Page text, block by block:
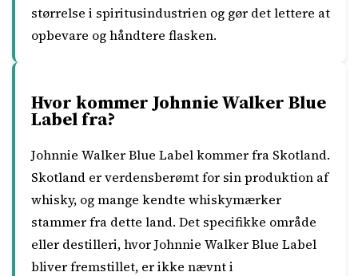
størrelse i spiritusindustrien og gør det lettere at
opbevare og håndtere flasken.
Hvor kommer Johnnie Walker Blue
Label fra?
Johnnie Walker Blue Label kommer fra Skotland.
Skotland er verdensberømt for sin produktion af
whisky, og mange kendte whiskymærker
stammer fra dette land. Det specifikke område
eller destilleri, hvor Johnnie Walker Blue Label
bliver fremstillet, er ikke nævnt i